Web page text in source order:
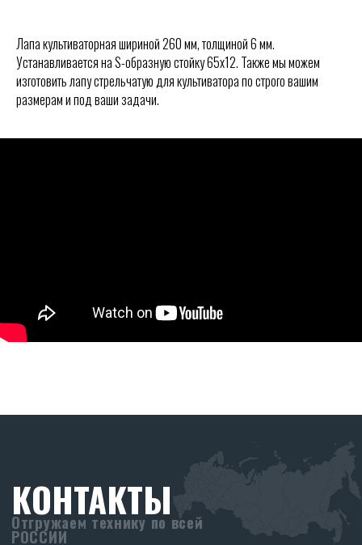
Лапа культиваторная шириной 260 мм, толщиной 6 мм.
Устанавливается на S-образную стойку 65х12. Также мы можем
изготовить лапу стрельчатую для культиватора по строго вашим
размерам и под ваши задачи.
КОНТАКТЫ
Ежедневно (Пн-Пт) с 08:30 до 17:30
Без перерывов
Адрес производства:
347706, Ростовская обл., Кагальницкий
район, ст. Кировская, ул. Московская 118.
Реквизиты: